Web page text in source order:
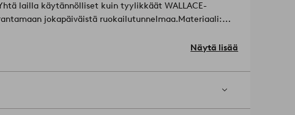
lailla käytännölliset kuin tyylikkäät WALLACE-
jokapäiväistä ruokailutunnelmaa.Materiaali:
Näytä lisää